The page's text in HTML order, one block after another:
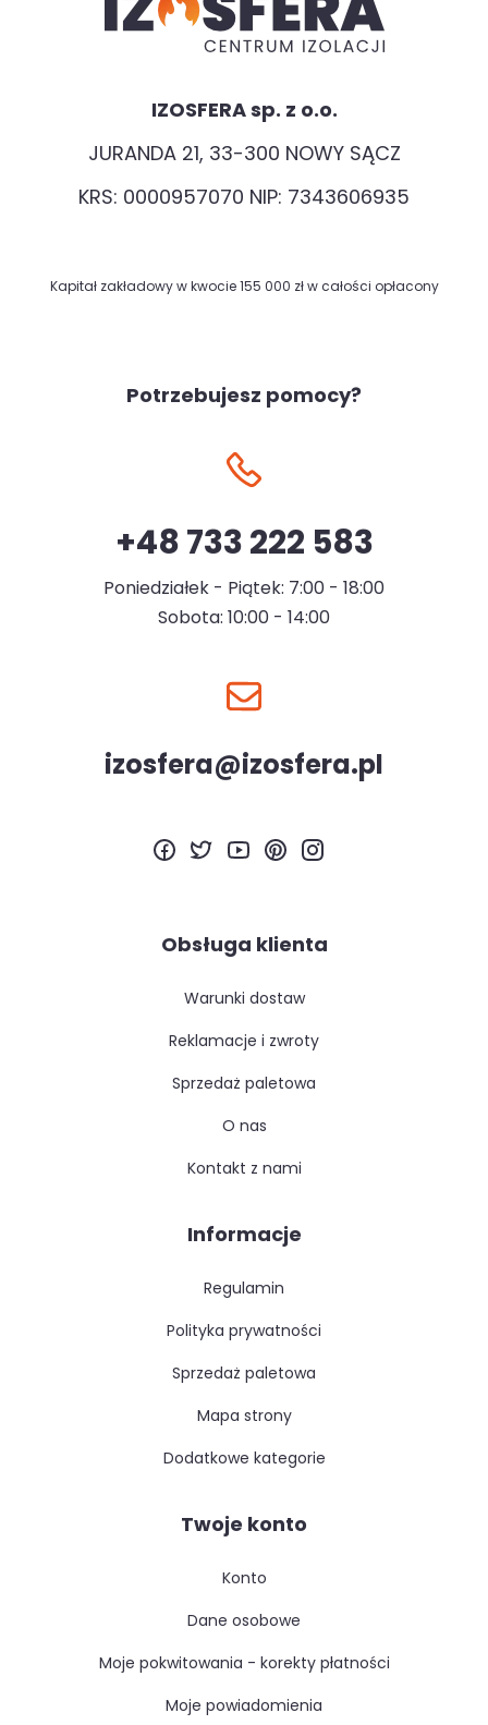
IZOSFERA sp. z o.o.
JURANDA 21, 33-300 NOWY SĄCZ
KRS: 0000957070 NIP: 7343606935
Kapitał zakładowy w kwocie 155 000 zł w całości opłacony
Potrzebujesz pomocy?
+48 733 222 583
Poniedziałek - Piątek: 7:00 - 18:00
Sobota: 10:00 - 14:00
izosfera@izosfera.pl
Obsługa klienta
warunki dostaw
reklamacje i zwroty
sprzedaż paletowa
o nas
kontakt z nami
Informacje
regulamin
polityka prywatności
sprzedaż paletowa
mapa strony
dodatkowe kategorie
Twoje konto
konto
dane osobowe
moje pokwitowania - korekty płatności
moje powiadomienia